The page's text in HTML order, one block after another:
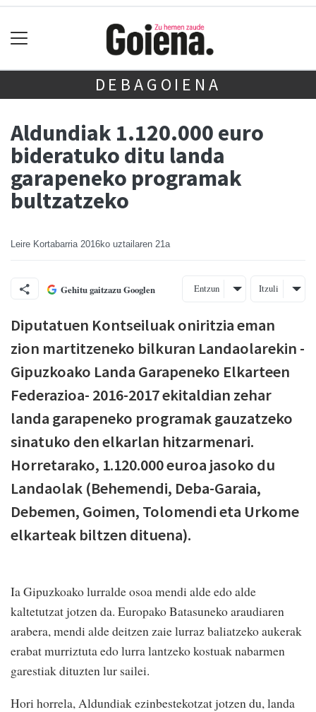
DEBAGOIENA
Aldundiak 1.120.000 euro
bideratuko ditu landa
garapeneko programak
bultzatzeko
Leire Kortabarria 2016ko uztailaren 21a
Gehitu gaitzazu Googlen Entzun Itzuli
Diputatuen Kontseiluak oniritzia eman
zion martitzeneko bilkuran Landaolarekin -
Gipuzkoako Landa Garapeneko Elkarteen
Federazioa- 2016-2017 ekitaldian zehar
landa garapeneko programak gauzatzeko
sinatuko den elkarlan hitzarmenari.
Horretarako, 1.120.000 euroa jasoko du
Landaolak (Behemendi, Deba-Garaia,
Debemen, Goimen, Tolomendi eta Urkome
elkarteak biltzen dituena).
Ia Gipuzkoako lurralde osoa mendi alde edo alde
kaltetutzat jotzen da. Europako Batasuneko araudiaren
arabera, mendi alde deitzen zaie lurraz baliatzeko aukerak
erabat murriztuta edo lurra lantzeko kostuak nabarmen
garestiak dituzten lur sailei.
Hori horrela, Aldundiak ezinbestekotzat jotzen du, landa